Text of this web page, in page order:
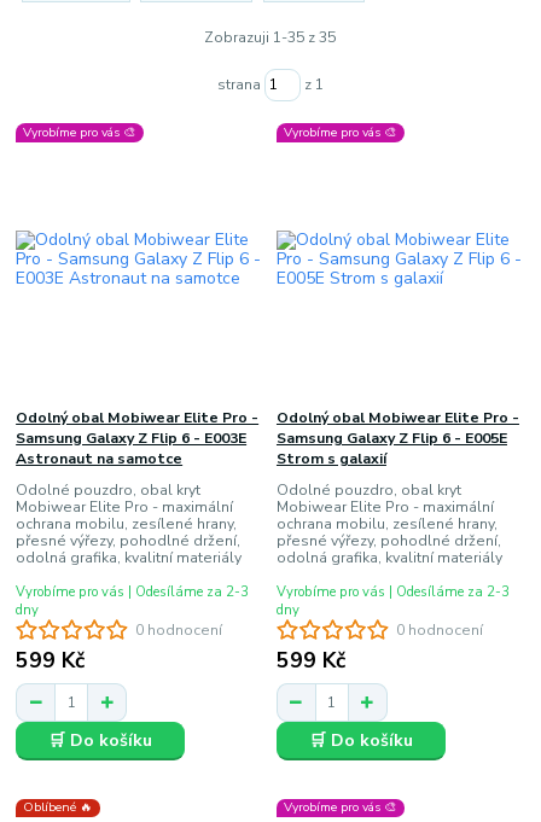
Zobrazuji 1-35 z 35
strana z 1
Vyrobíme pro vás 🎨
0 hodnocení
Odolný obal Mobiwear Elite Pro -
Samsung Galaxy Z Flip 6 - E003E
Astronaut na samotce
Odolné pouzdro, obal kryt
Mobiwear Elite Pro - maximální
ochrana mobilu, zesílené hrany,
přesné výřezy, pohodlné držení,
odolná grafika, kvalitní materiály
599 Kč
Vyrobíme pro vás | Odesíláme za 2-3
dny
🛒 Do košíku
Vyrobíme pro vás 🎨
0 hodnocení
Odolný obal Mobiwear Elite Pro -
Samsung Galaxy Z Flip 6 - E005E
Strom s galaxií
Odolné pouzdro, obal kryt
Mobiwear Elite Pro - maximální
ochrana mobilu, zesílené hrany,
přesné výřezy, pohodlné držení,
odolná grafika, kvalitní materiály
599 Kč
Vyrobíme pro vás | Odesíláme za 2-3
dny
🛒 Do košíku
Oblíbené 🔥
Vyrobíme pro vás 🎨